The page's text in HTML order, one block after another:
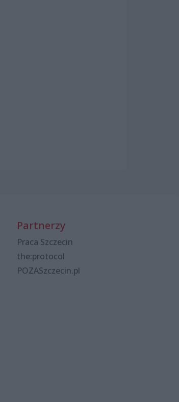
Partnerzy
Praca Szczecin
the:protocol
POZASzczecin.pl